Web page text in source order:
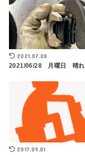
2021.07.08
2021/06/28 月曜日 晴れ
2017.09.01